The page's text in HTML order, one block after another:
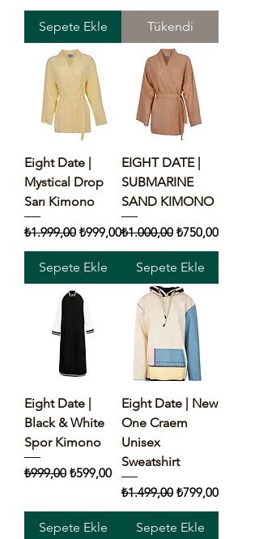
Sepete Ekle Tükendi
Eight Date |
Mystical Drop
Sarı Kimono
Normal Fiyat
₺1.999,00 İndirimli Fiyat
₺999,00
Sepete Ekle
EIGHT DATE |
SUBMARINE
SAND KIMONO
Normal Fiyat
₺1.000,00 İndirimli Fiyat
₺750,00
Sepete Ekle
Eight Date |
Black & White
Spor Kimono
Normal Fiyat
₺999,00 İndirimli Fiyat
₺599,00
Sepete Ekle
Eight Date | New
One Craem
Unisex
Sweatshirt
Normal Fiyat
₺1.499,00 İndirimli Fiyat
₺799,00
Sepete Ekle